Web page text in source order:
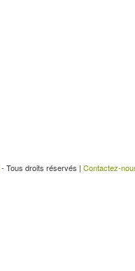
- Tous droits réservés | Contactez-